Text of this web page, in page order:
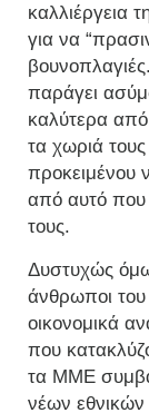
καλλιέργεια
για να
παράγει
καλύτερα
τα χωριά
προκειμένου
από αυτό που
τους.
Δυστυχώς
άνθρωποι του
οικονομικά
που
τα ΜΜΕ
νέων